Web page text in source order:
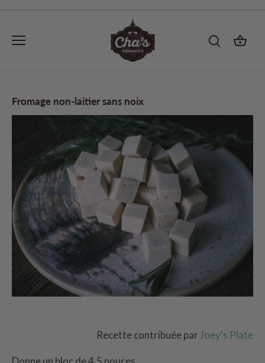
contenu
Fromage non-laitier sans noix
Recette contribuée par Joey's Plate